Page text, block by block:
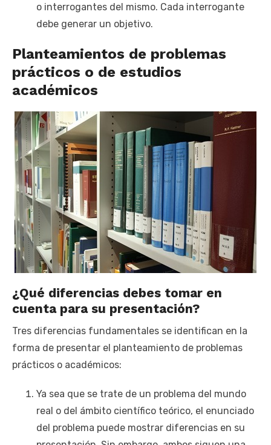
o interrogantes del mismo. Cada interrogante
debe generar un objetivo.
Planteamientos de problemas
prácticos o de estudios
académicos
¿Qué diferencias debes tomar en
cuenta para su presentación?
Tres diferencias fundamentales se identifican en la
forma de presentar el planteamiento de problemas
prácticos o académicos:
Ya sea que se trate de un problema del mundo
real o del ámbito científico teórico, el enunciado
del problema puede mostrar diferencias en su